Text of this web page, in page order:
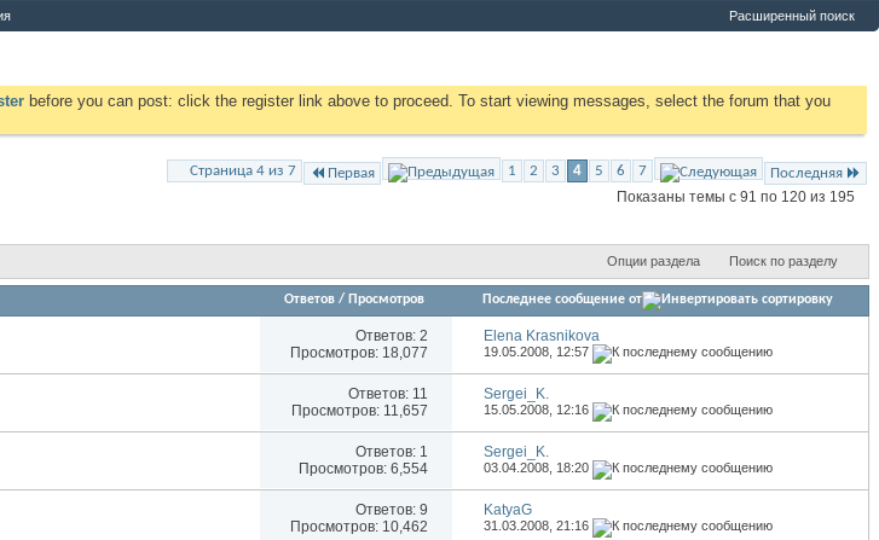
Расширенный поиск
before you can post: click the register link above to proceed. To start viewing messages, select the forum that you
Страница 4 из 7 Первая 1 2 3 4 5 6 7 Последняя
Показаны темы с 91 по 120 из 195
Опции раздела Поиск по разделу
Ответов / Просмотров Последнее сообщение от
Ответов: 2
Просмотров: 18,077
Elena Krasnikova
19.05.2008, 12:57
Ответов: 11
Просмотров: 11,657
Sergei_K.
15.05.2008, 12:16
Ответов: 1
Просмотров: 6,554
Sergei_K.
03.04.2008, 18:20
Ответов: 9
Просмотров: 10,462
KatyaG
31.03.2008,21:16